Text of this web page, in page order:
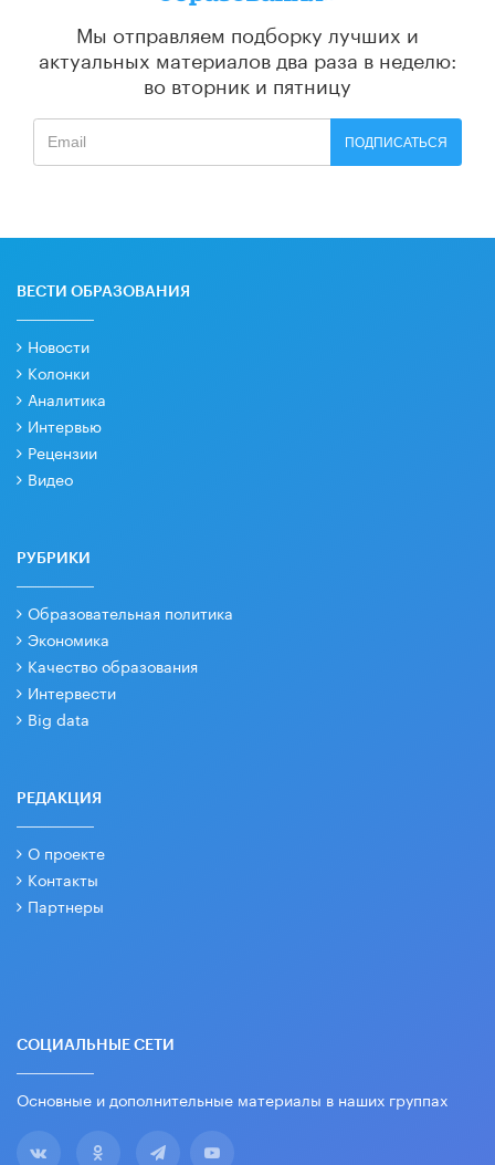
Мы отправляем подборку лучших и
актуальных материалов два раза в неделю:
во вторник и пятницу
ПОДПИСАТЬСЯ
ВЕСТИ ОБРАЗОВАНИЯ
Новости
Колонки
Аналитика
Интервью
Рецензии
Видео
РУБРИКИ
Образовательная политика
Экономика
Качество образования
Интервести
Big data
РЕДАКЦИЯ
О проекте
Контакты
Партнеры
СОЦИАЛЬНЫЕ СЕТИ
Основные и дополнительные материалы в наших группах